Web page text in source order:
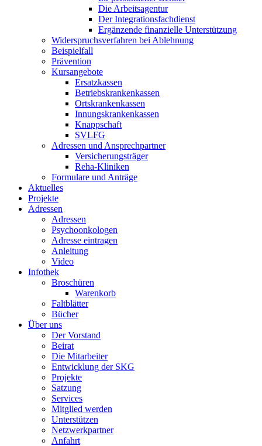
Die Arbeitsagentur
Der Integrationsfachdienst
Ergänzende finanzielle Unterstützung
Widerspruchsverfahren bei Ablehnung
Beispielfall
Prävention
Kursangebote
Ersatzkassen
Betriebskrankenkassen
Ortskrankenkassen
Innungskrankenkassen
Knappschaft
SVLFG
Adressen und Ansprechpartner
Versicherungsträger
Reha-Kliniken
Formulare und Anträge
Aktuelles
Projekte
Adressen
Adressen
Psychoonkologen
Adresse eintragen
Anleitung
Video
Infothek
Broschüren
Warenkorb
Faltblätter
Bücher
Über uns
Der Vorstand
Beirat
Die Mitarbeiter
Entwicklung der SKG
Projekte
Satzung
Services
Mitglied werden
Unterstützen
Netzwerkpartner
Anfahrt